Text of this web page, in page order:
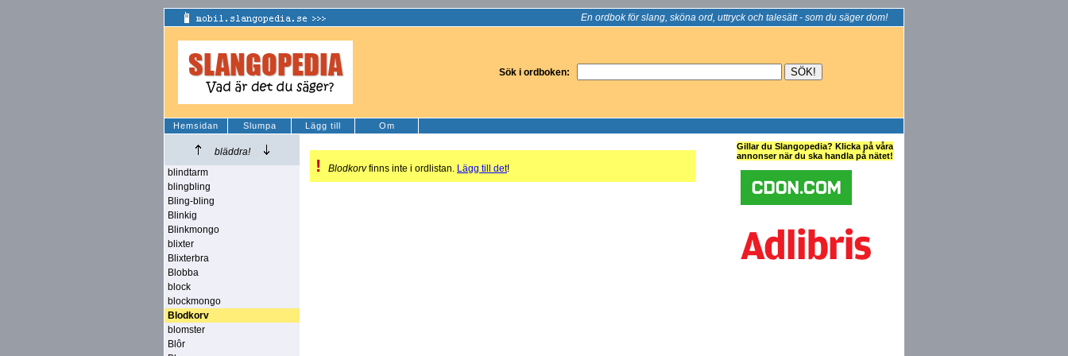
En ordbok för slang, sköna ord, uttryck och talesätt - som du säger dom!
Sök i ordboken:
Hemsidan Slumpa Lägg till Om
bläddra!
blindtarm
blingbling
Bling-bling
Blinkig
Blinkmongo
blixter
Blixterbra
Blobba
block
blockmongo
Blodkorv
blomster
Blôr
! Blodkorvfinns inte i ordlistan. Lägg till det!
Gillar du Slangopedia? Klicka på våra
annonser när du ska handla på nätet!